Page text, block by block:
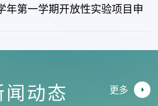
年第一学期开放性实验项目申
闻动态 更多